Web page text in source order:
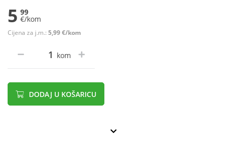
5 99
€/kom
Cijena za j.m.: 5,99 €/kom
kom
DODAJ U KOŠARICU